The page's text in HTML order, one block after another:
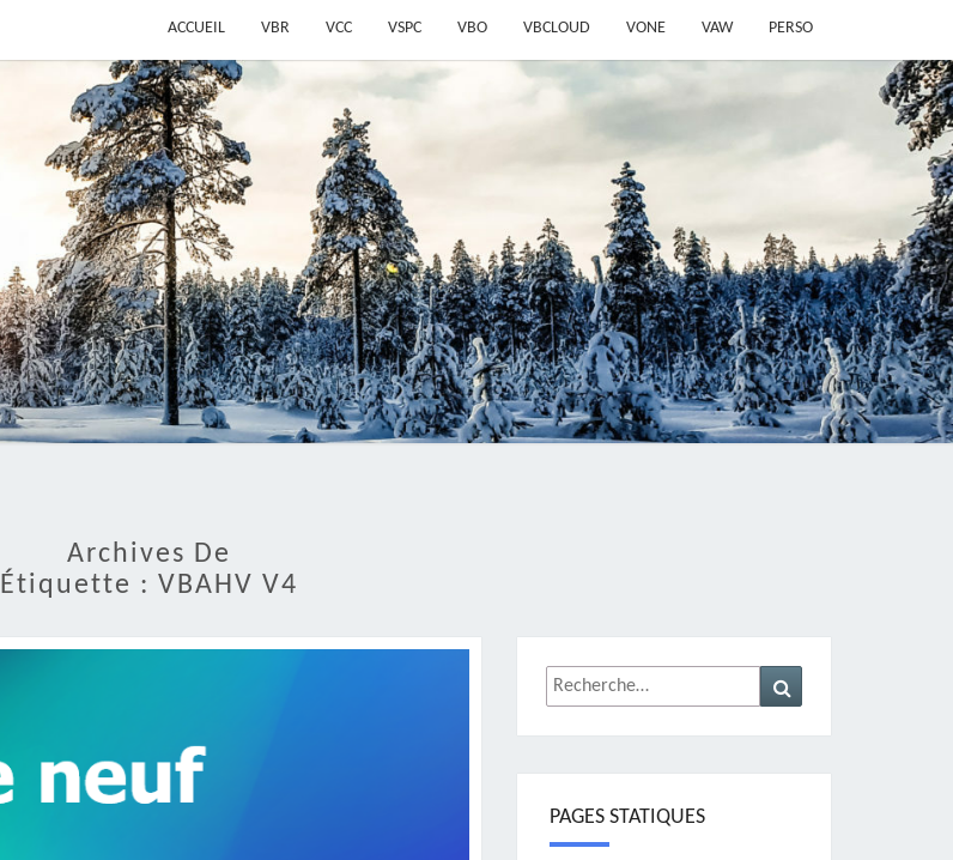
ACCUEIL VBR VCC VSPC VBO VBCLOUD VONE VAW PERSO
Archives De
Étiquette : VBAHV V4
Rechercher :
PAGES STATIQUES